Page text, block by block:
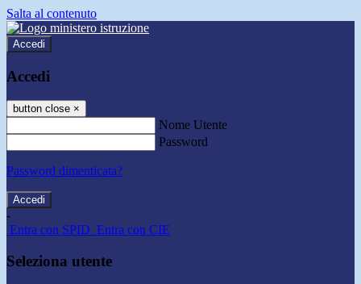
Salta al contenuto
Accedi
Accedi
button close ×
Nome Utente
Password
Password dimenticata?
-
Entra con SPID Entra con CIE
Seleziona utente